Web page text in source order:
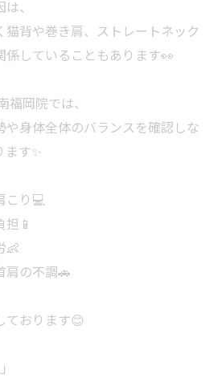
、
背や巻き肩、ストレートネック
係していることもあります👀
岡院では、
や身体全体のバランスを確認しな
す✨
こり💻
📱
👶
肩の不調🚗
ております😊